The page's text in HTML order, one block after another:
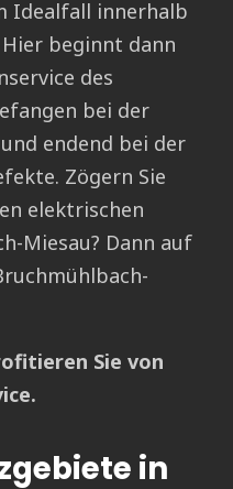
Idealfall innerhalb
beginnt dann
des
bei der
endend bei der
Zögern Sie
elektrischen
Miesau? Dann auf
Sie von
in